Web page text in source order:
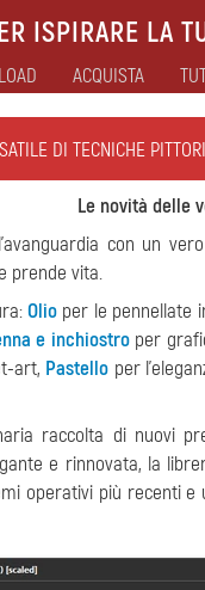
ISPIRARE LA
ACQUISTA
DI TECNICHE
Le novità delle
con un
prende vita.
Olio per le pennellate
e inchiostroper
art, Pastello per
raccolta di nuovi
e rinnovata, la
operativi più recenti